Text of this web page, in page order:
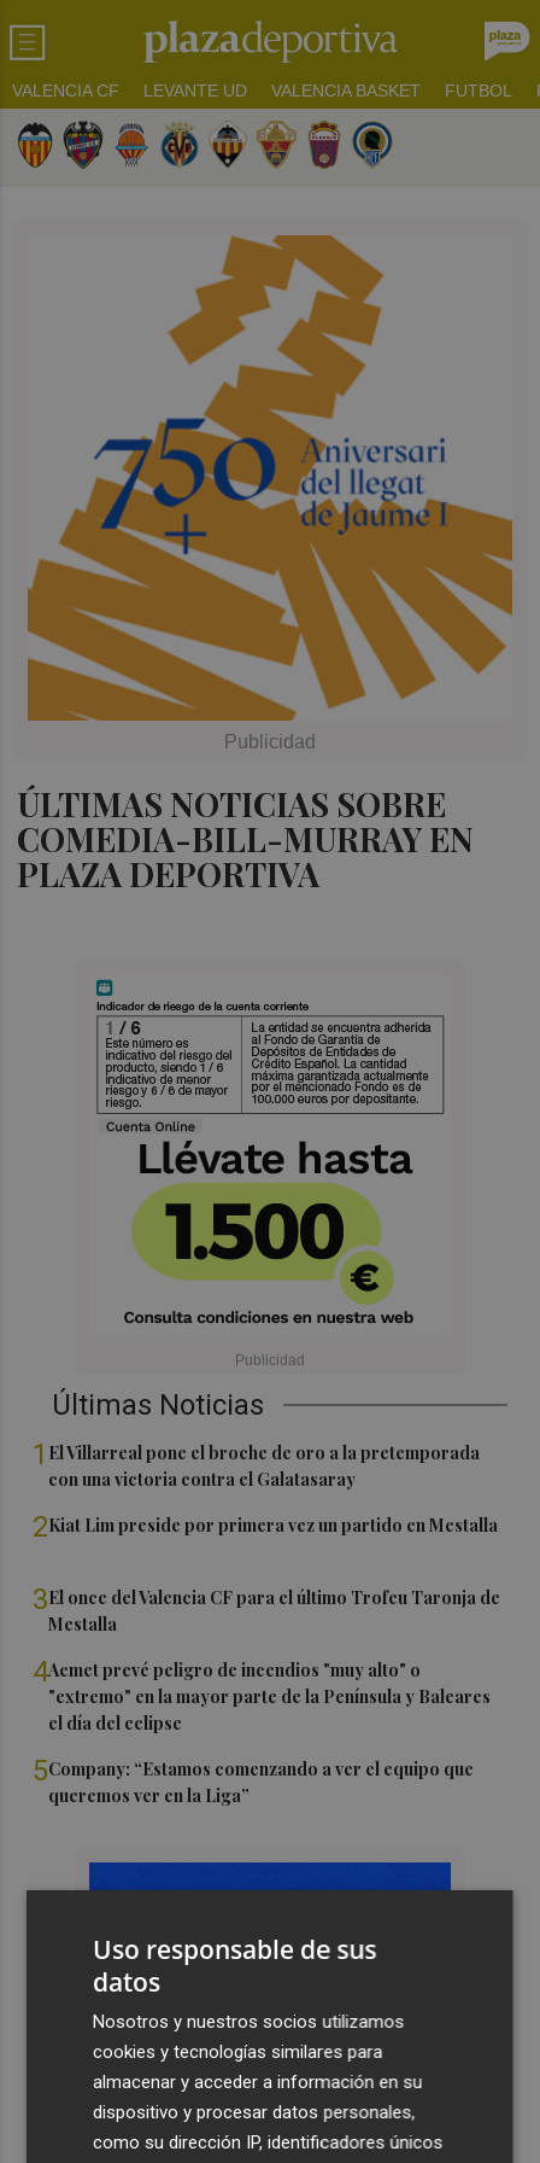
VALENCIA CF LEVANTE UD VALENCIA BASKET FUTBOL
ÚLTIMAS NOTICIAS SOBRE
COMEDIA-BILL-MURRAY EN
PLAZA DEPORTIVA
Últimas Noticias
1 El Villarreal pone el broche de oro a la pretemporada
con una victoria contra el Galatasaray
2Kiat Lim preside por primera vez un partido en Mestalla
3El once del Valencia CF para el último Trofeu Taronja de
Mestalla
4Aemet prevé peligro de incendios "muy alto" o
"extremo" en la mayor parte de la Península y Baleares
el día del eclipse
5Company: “Estamos comenzando a ver el equipo que
queremos ver en la Liga”
Uso responsable de sus
datos
Nosotros y nuestros socios utilizamos
cookies y tecnologías similares para
almacenar y acceder a información en su
dispositivo y procesar datos personales,
como su dirección IP, identificadores únicos